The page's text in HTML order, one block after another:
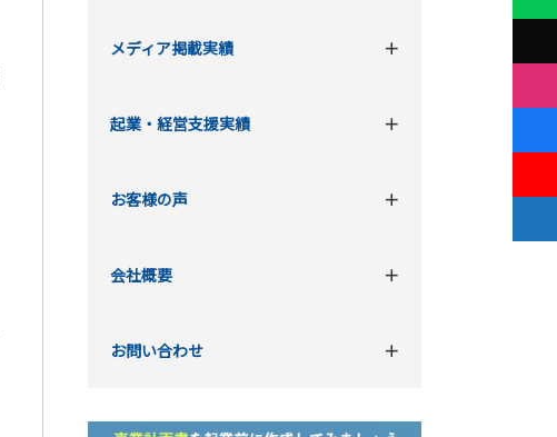
メディア掲載実績
起業・経営支援実績
お客様の声
会社概要
お問い合わせ